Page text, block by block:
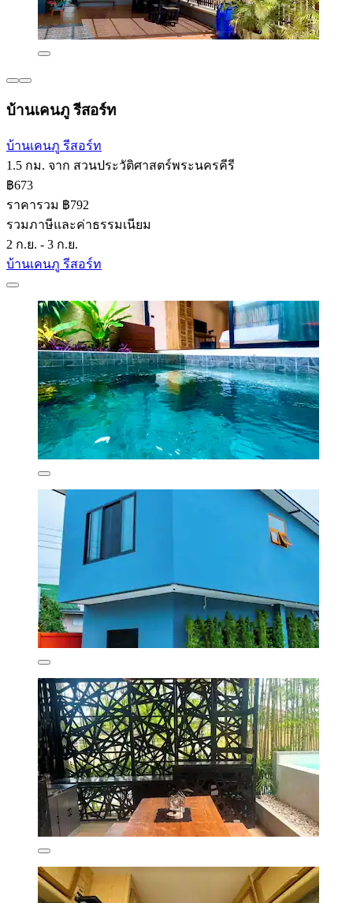
บ้านเคนภู รีสอร์ท
บ้านเคนภู รีสอร์ท
1.5 กม. จาก สวนประวัติศาสตร์พระนครคีรี
฿673
ราคารวม ฿792
รวมภาษีและค่าธรรมเนียม
2 ก.ย. - 3 ก.ย.
บ้านเคนภู รีสอร์ท